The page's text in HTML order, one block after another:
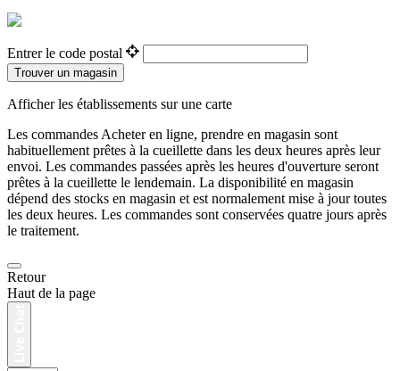
Entrer le code postal
Trouver un magasin
Afficher les établissements sur une carte
Les commandes Acheter en ligne, prendre en magasin sont
habituellement prêtes à la cueillette dans les deux heures après leur
envoi. Les commandes passées après les heures d'ouverture seront
prêtes à la cueillette le lendemain. La disponibilité en magasin
dépend des stocks en magasin et est normalement mise à jour toutes
les deux heures. Les commandes sont conservées quatre jours après
le traitement.
Retour
Haut de la page